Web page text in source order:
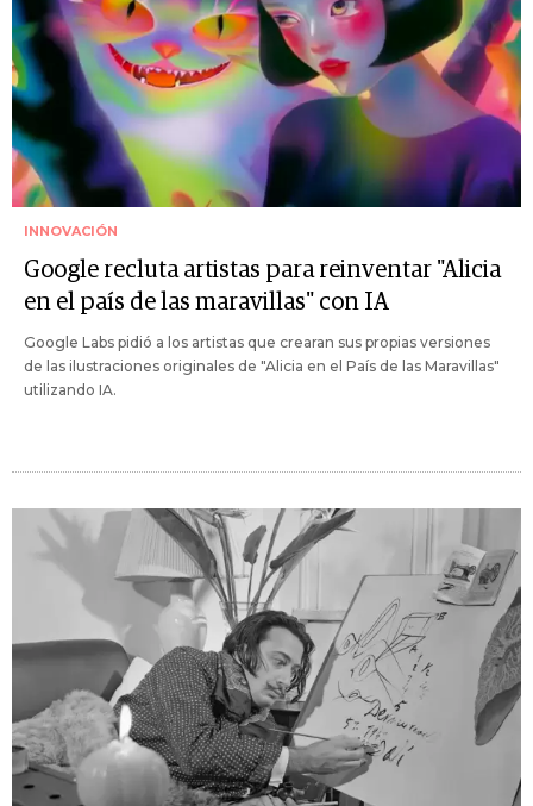
INNOVACIÓN
Google recluta artistas para reinventar "Alicia
en el país de las maravillas" con IA
Google Labs pidió a los artistas que crearan sus propias versiones
de las ilustraciones originales de "Alicia en el País de las Maravillas"
utilizando IA.